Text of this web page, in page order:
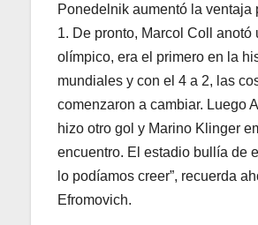
Ponedelnik aumentó la ventaja
1. De pronto, Marcol Coll anotó
olímpico, era el primero en la
mundiales y con el 4 a 2, las
comenzaron a cambiar. Luego
hizo otro gol y Marino Klinger
encuentro. El estadio bullía de
lo podíamos creer”, recuerda
Efromovich.